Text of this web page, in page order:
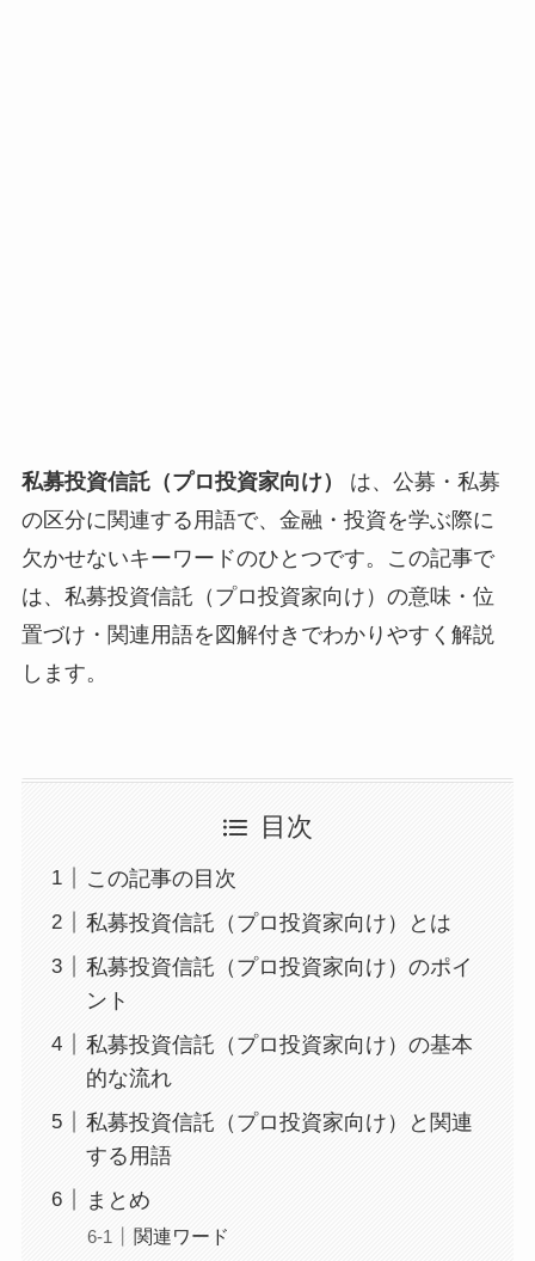
私募投資信託（プロ投資家向け）
は、公募・私募
の区分に関連する用語で、金融・投資を学ぶ際に
欠かせないキーワードのひとつです。この記事で
は、私募投資信託（プロ投資家向け）の意味・位
置づけ・関連用語を図解付きでわかりやすく解説
します。
目次
この記事の目次
私募投資信託（プロ投資家向け）とは
私募投資信託（プロ投資家向け）のポイ
ント
私募投資信託（プロ投資家向け）の基本
的な流れ
私募投資信託（プロ投資家向け）と関連
する用語
まとめ
関連ワード